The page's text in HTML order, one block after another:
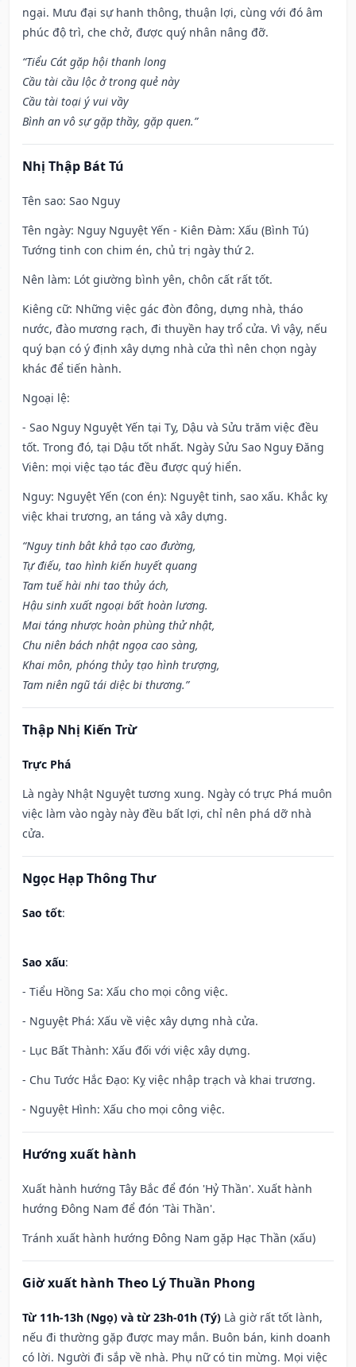
ngại. Mưu đại sự hanh thông, thuận lợi, cùng với đó âm
phúc độ trì, che chở, được quý nhân nâng đỡ.
“Tiểu Cát gặp hội thanh long
Cầu tài cầu lộc ở trong quẻ này
Cầu tài toại ý vui vầy
Bình an vô sự gặp thầy, gặp quen.”
Nhị Thập Bát Tú
Tên sao: Sao Nguy
Tên ngày: Nguy Nguyệt Yến - Kiên Đàm: Xấu (Bình Tú)
Tướng tinh con chim én, chủ trị ngày thứ 2.
Nên làm: Lót giường bình yên, chôn cất rất tốt.
Kiêng cữ: Những việc gác đòn đông, dựng nhà, tháo
nước, đào mương rạch, đi thuyền hay trổ cửa. Vì vậy, nếu
quý bạn có ý định xây dựng nhà cửa thì nên chọn ngày
khác để tiến hành.
Ngoại lệ:
- Sao Nguy Nguyệt Yến tại Tỵ, Dậu và Sửu trăm việc đều
tốt. Trong đó, tại Dậu tốt nhất. Ngày Sửu Sao Nguy Đăng
Viên: mọi việc tạo tác đều được quý hiển.
Nguy: Nguyệt Yến (con én): Nguyệt tinh, sao xấu. Khắc kỵ
việc khai trương, an táng và xây dựng.
“Nguy tinh bât khả tạo cao đường,
Tự điếu, tao hình kiến huyết quang
Tam tuế hài nhi tao thủy ách,
Hậu sinh xuất ngoại bất hoàn lương.
Mai táng nhược hoàn phùng thử nhật,
Chu niên bách nhật ngọa cao sàng,
Khai môn, phóng thủy tạo hình trượng,
Tam niên ngũ tái diệc bi thương.”
Thập Nhị Kiến Trừ
Trực Phá
Là ngày Nhật Nguyệt tương xung. Ngày có trực Phá muôn
việc làm vào ngày này đều bất lợi, chỉ nên phá dỡ nhà
cửa.
Ngọc Hạp Thông Thư
Sao tốt:
Sao xấu:
- Tiểu Hồng Sa: Xấu cho mọi công việc.
- Nguyệt Phá: Xấu về việc xây dựng nhà cửa.
- Lục Bất Thành: Xấu đối với việc xây dựng.
- Chu Tước Hắc Đạo: Kỵ việc nhập trạch và khai trương.
- Nguyệt Hình: Xấu cho mọi công việc.
Hướng xuất hành
Xuất hành hướng Tây Bắc để đón 'Hỷ Thần'. Xuất hành
hướng Đông Nam để đón 'Tài Thần'.
Tránh xuất hành hướng Đông Nam gặp Hạc Thần (xấu)
Giờ xuất hành Theo Lý Thuần Phong
Từ 11h-13h (Ngọ) và từ 23h-01h (Tý) Là giờ rất tốt lành,
nếu đi thường gặp được may mắn. Buôn bán, kinh doanh
có lời. Người đi sắp về nhà. Phụ nữ có tin mừng. Mọi việc